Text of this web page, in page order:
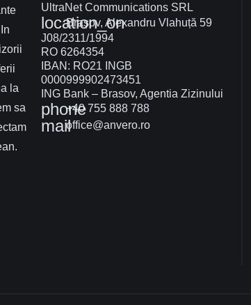
la
sa
UltraNet Communications SRL
location_on
Brașov, Alexandru Vlahuță 59
J08/2311/1994
RO 6264354
IBAN: RO21 INGB
0000999902473451
ING Bank – Brasov, Agentia Zizinului
phone+40 755 888 788
mailoffice@anvero.ro